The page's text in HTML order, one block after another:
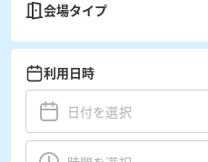
会場タイプ
利用日時